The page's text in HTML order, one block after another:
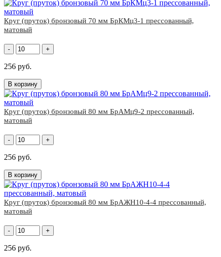
Круг (пруток) бронзовый 70 мм БрКМц3-1 прессованный,
матовый
- +
256 руб.
В корзину
Круг (пруток) бронзовый 80 мм БрАМц9-2 прессованный,
матовый
- +
256 руб.
В корзину
Круг (пруток) бронзовый 80 мм БрАЖН10-4-4 прессованный,
матовый
- +
256 руб.